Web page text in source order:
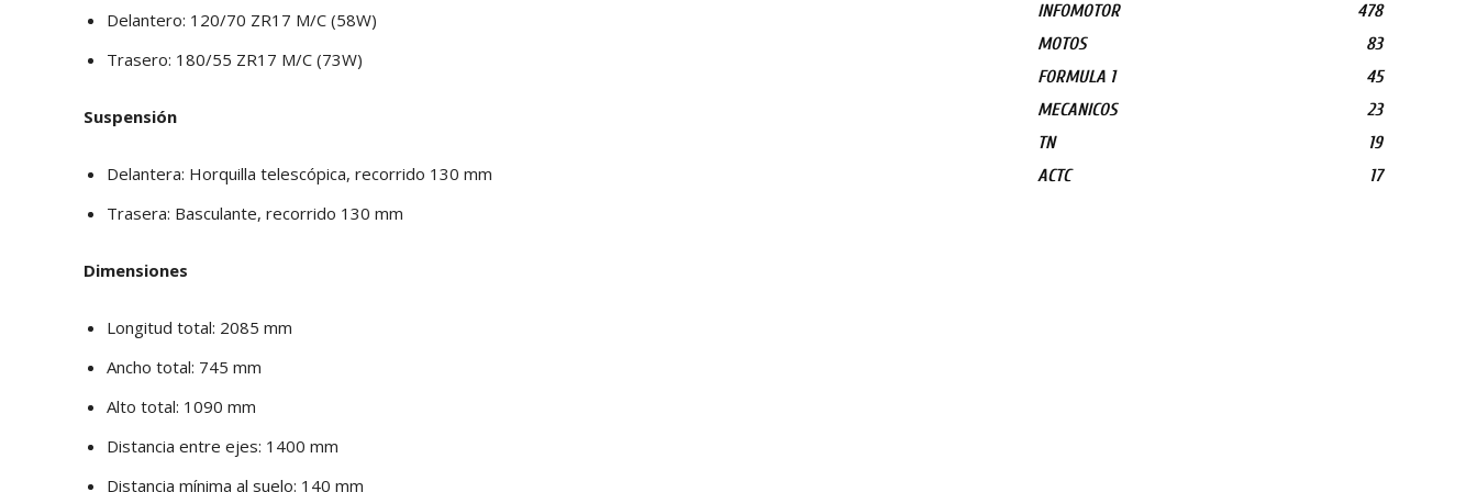
Delantero: 120/70 ZR17 M/C (58W)
Trasero: 180/55 ZR17 M/C (73W)
Suspensión
Delantera: Horquilla telescópica, recorrido 130 mm
Trasera: Basculante, recorrido 130 mm
Dimensiones
Longitud total: 2085 mm
Ancho total: 745 mm
Alto total: 1090 mm
Distancia entre ejes: 1400 mm
Distancia mínima al suelo: 140 mm
INFOMOTOR
478
MOTOS
83
FORMULA 1
45
MECANICOS
23
TN
19
ACTC
17